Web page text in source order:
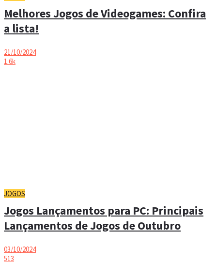
Melhores Jogos de Videogames: Confira
a lista!
21/10/2024
1.6k
JOGOS
Jogos Lançamentos para PC: Principais
Lançamentos de Jogos de Outubro
03/10/2024
513